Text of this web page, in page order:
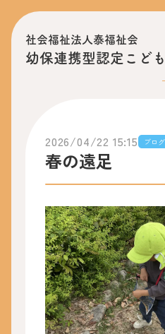
社会福祉法人泰福祉会
幼保連携型認定こど
2026/04/22 15:15 ブログ
春の遠足